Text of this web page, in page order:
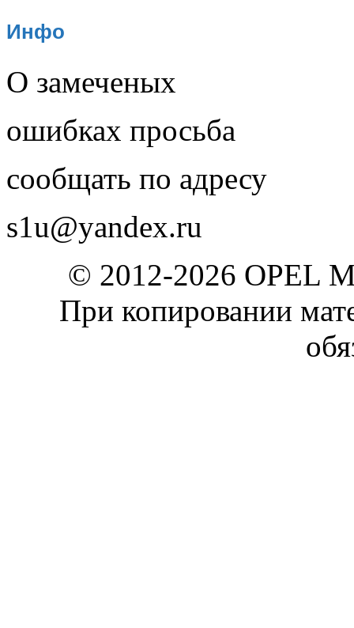
Инфо
О замеченых
ошибках просьба
сообщать по адресу
s1u@yandex.ru
© 2012-2026 OPEL
При копировании